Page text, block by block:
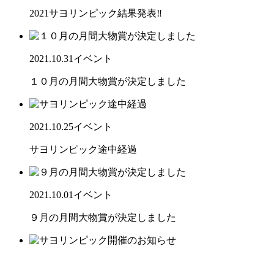
2021サヨリンピック結果発表‼
2021.10.31 イベント
１０月の月間大物賞が決定しました
2021.10.25イベント
サヨリンピック途中経過
2021.10.01 イベント
９月の月間大物賞が決定しました